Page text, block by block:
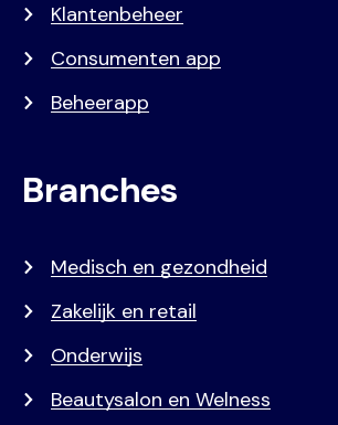
Klantenbeheer
Consumenten app
Beheerapp
Branches
Medisch en gezondheid
Zakelijk en retail
Onderwijs
Beautysalon en Welness